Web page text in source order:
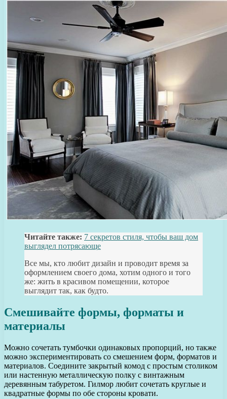
Читайте также: 7 секретов стиля, чтобы ваш дом
выглядел потрясающе
Все мы, кто любит дизайн и проводит время за
оформлением своего дома, хотим одного и того
же: жить в красивом помещении, которое
выглядит так, как будто.
Смешивайте формы, форматы и
материалы
Можно сочетать тумбочки одинаковых пропорций, но также
можно экспериментировать со смешением форм, форматов и
материалов. Соедините закрытый комод с простым столиком
или настенную металлическую полку с винтажным
деревянным табуретом. Гилмор любит сочетать круглые и
квадратные формы по обе стороны кровати.